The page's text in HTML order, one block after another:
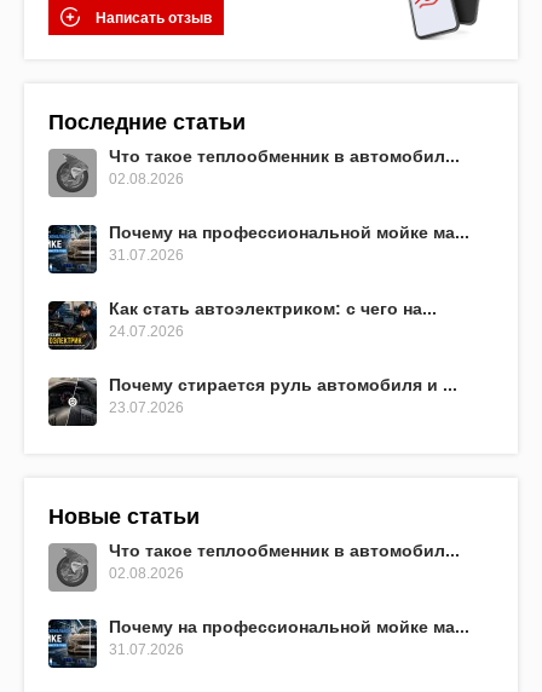
Написать отзыв
Последние статьи
Что такое теплообменник в автомобил...
02.08.2026
Почему на профессиональной мойке ма...
31.07.2026
Как стать автоэлектриком: с чего на...
24.07.2026
Почему стирается руль автомобиля и ...
23.07.2026
Новые статьи
Что такое теплообменник в автомобил...
02.08.2026
Почему на профессиональной мойке ма...
31.07.2026